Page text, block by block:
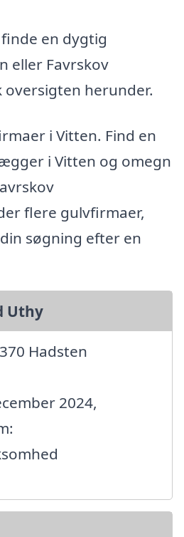
en dygtig
eller Favrskov
oversigten herunder.
i Vitten. Find en
i Vitten og omegn
flere gulvfirmaer,
søgning efter en
Uthy
Hadsten
2024,